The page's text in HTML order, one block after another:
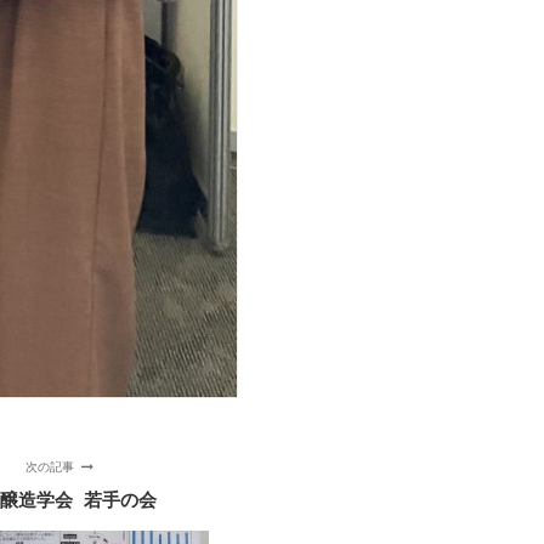
次の記事
造学会 若手の会